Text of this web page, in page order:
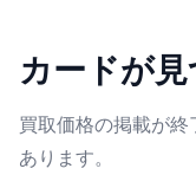
カードが
買取価格の掲載が
あります。